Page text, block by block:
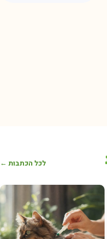
לכל הכתבות ←